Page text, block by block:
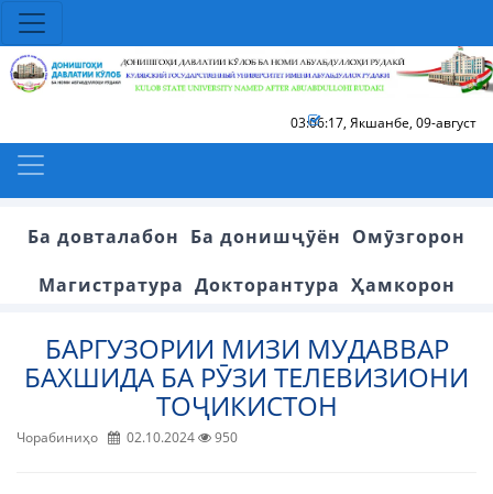
03:06:18, Якшанбе, 09-август
Ба довталабон Ба донишҷӯён Омӯзгорон
Магистратура Докторантура Ҳамкорон
БАРГУЗОРИИ МИЗИ МУДАВВАР
БАХШИДА БА РӮЗИ ТЕЛЕВИЗИОНИ
ТОҶИКИСТОН
Чорабиниҳо 02.10.2024 950